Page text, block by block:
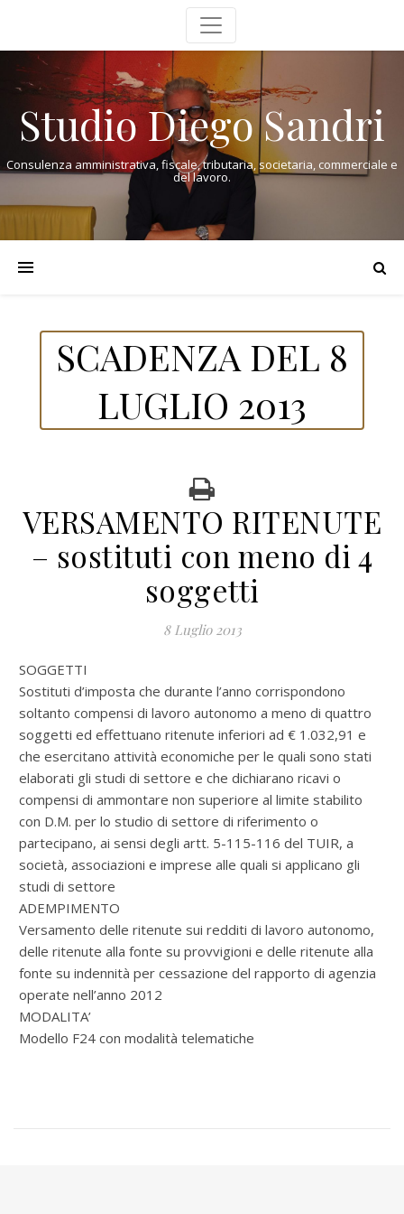
Studio Diego Sandri
Consulenza amministrativa, fiscale, tributaria, societaria, commerciale e
del lavoro.
SCADENZA DEL 8
LUGLIO 2013
VERSAMENTO RITENUTE
– sostituti con meno di 4
soggetti
8 Luglio 2013
SOGGETTI
Sostituti d’imposta che durante l’anno corrispondono
soltanto compensi di lavoro autonomo a meno di quattro
soggetti ed effettuano ritenute inferiori ad € 1.032,91 e
che esercitano attività economiche per le quali sono stati
elaborati gli studi di settore e che dichiarano ricavi o
compensi di ammontare non superiore al limite stabilito
con D.M. per lo studio di settore di riferimento o
partecipano, ai sensi degli artt. 5-115-116 del TUIR, a
società, associazioni e imprese alle quali si applicano gli
studi di settore
ADEMPIMENTO
Versamento delle ritenute sui redditi di lavoro autonomo,
delle ritenute alla fonte su provvigioni e delle ritenute alla
fonte su indennità per cessazione del rapporto di agenzia
operate nell’anno 2012
MODALITA’
Modello F24 con modalità telematiche